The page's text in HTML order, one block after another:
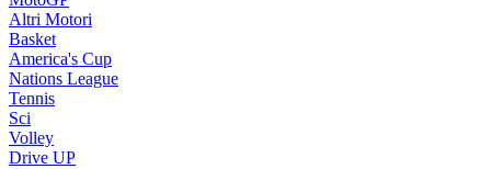
Altri Motori
Basket
America's Cup
Nations League
Tennis
Sci
Volley
Drive UP